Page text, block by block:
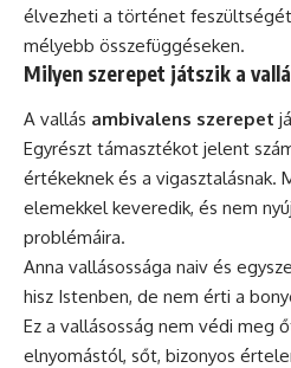
élvezheti a történet
mélyebb összefüggéseken.
Milyen szerepet játszik a
A vallás ambivalens szerepet
Egyrészt támasztékot jelent
értékeknek és a vigasztalásnak.
elemekkel keveredik, és nem
problémáira.
Anna vallásossága naiv és
hisz Istenben, de nem érti a
Ez a vallásosság nem védi meg
elnyomástól, sőt, bizonyos